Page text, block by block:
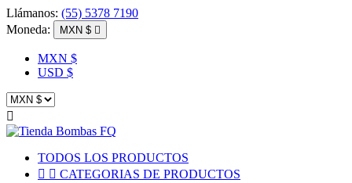
Llámanos: (55) 5378 7190
Moneda:
MXN $ 
MXN $
USD $

TODOS LOS PRODUCTOS
  CATEGORIAS DE PRODUCTOS